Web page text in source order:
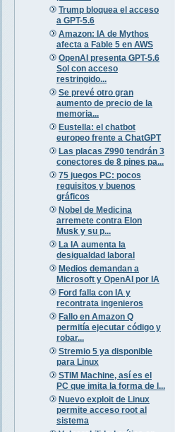
Trump bloquea el acceso
a GPT-5.6
Amazon: IA de Mythos
afecta a Fable 5 en AWS
OpenAI presenta GPT-5.6
Sol con acceso
restringido...
Se prevé otro gran
aumento de precio de la
memoria...
Eustella: el chatbot
europeo frente a ChatGPT
Las placas Z990 tendrán 3
conectores de 8 pines pa...
75 juegos PC: pocos
requisitos y buenos
gráficos
Nobel de Medicina
arremete contra Elon
Musk y su p...
La IA aumenta la
desigualdad laboral
Medios demandan a
Microsoft y OpenAI por IA
Ford falla con IA y
recontrata ingenieros
Fallo en Amazon Q
permitía ejecutar código y
robar...
Stremio 5 ya disponible
para Linux
STIM Machine, así es el
PC que imita la forma de l...
Nuevo exploit de Linux
permite acceso root al
sistema